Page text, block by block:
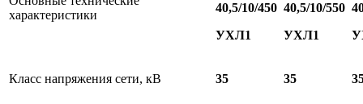
характеристики
40,5/10/450
УХЛ1
40,5/10/550
УХЛ1
Класс напряжения сети, кВ 35 35